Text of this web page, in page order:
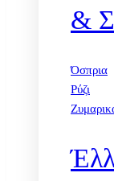
&
Όσπρια
Ρύζι